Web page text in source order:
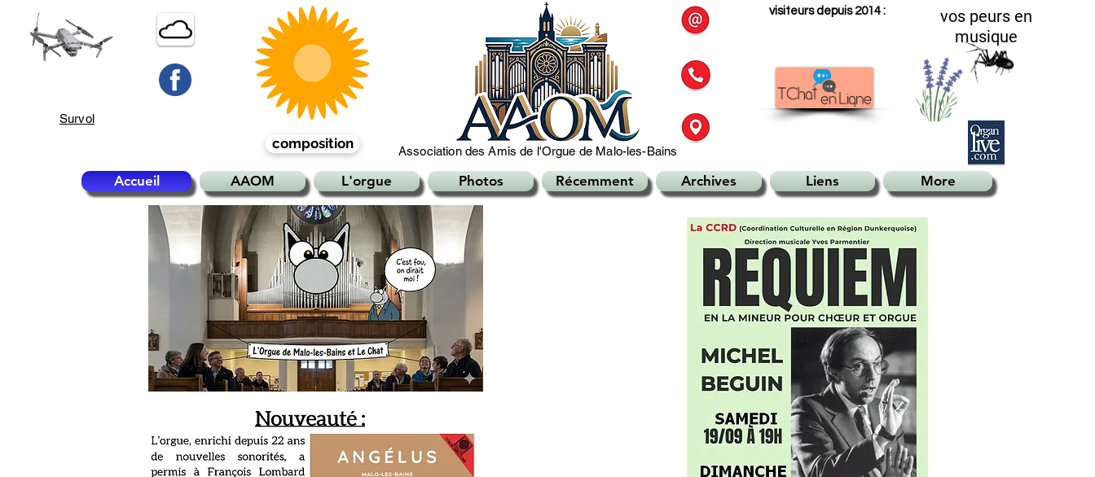
Survol
composition Association des Amis de l'Orgue de Malo-les-Bains
vos peurs en
musique
visiteurs depuis 2014 :
Accueil AAOM L'orgue Photos Récemment Archives Liens More